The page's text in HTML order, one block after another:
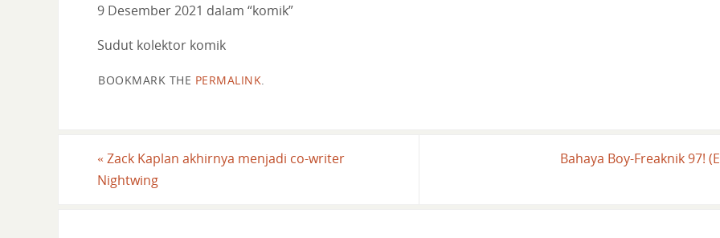
9 Desember 2021 dalam “komik”
Sudut kolektor komik
BOOKMARK THE PERMALINK
« Zack Kaplan akhirnya menjadi co-writer
Nightwing
Bahaya Boy-Freaknik 97!